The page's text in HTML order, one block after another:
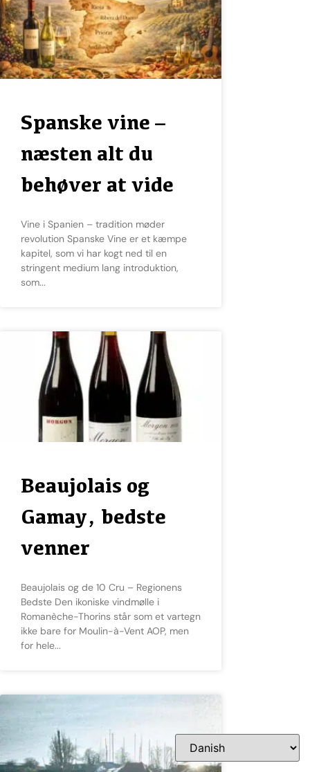
Spanske vine –
næsten alt du
behøver at vide
Vine i Spanien – tradition møder
revolution Spanske Vine er et kæmpe
kapitel, som vi har kogt ned til en
stringent medium lang introduktion,
som
Beaujolais og
Gamay, bedste
venner
Beaujolais og de 10 Cru – Regionens
Bedste Den ikoniske vindmølle i
Romanèche-Thorins står som et vartegn
ikke bare for Moulin-à-Vent AOP, men
for hele